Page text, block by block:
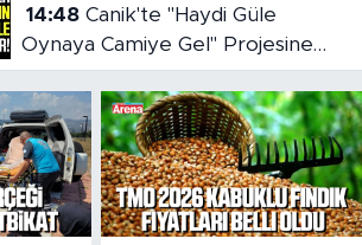
14:48Canik'te "Haydi Güle
Oynaya Camiye Gel" Projesine
yoğun ilgi